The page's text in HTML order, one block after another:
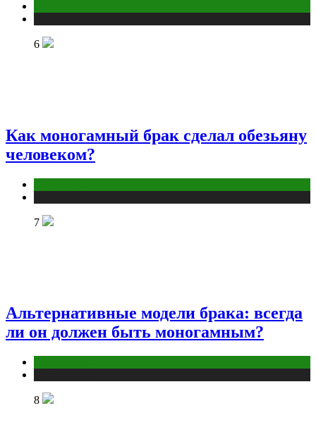
6
Как моногамный брак сделал обезьяну
человеком?
7
Альтернативные модели брака: всегда
ли он должен быть моногамным?
8